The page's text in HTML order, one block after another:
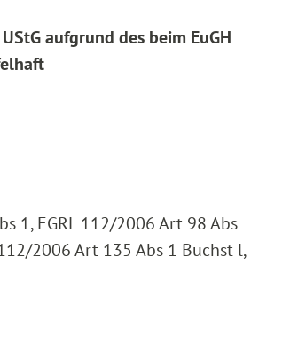
aufgrund des beim EuGH
1, EGRL 112/2006 Art 98 Abs
2006 Art 135 Abs 1 Buchst l,